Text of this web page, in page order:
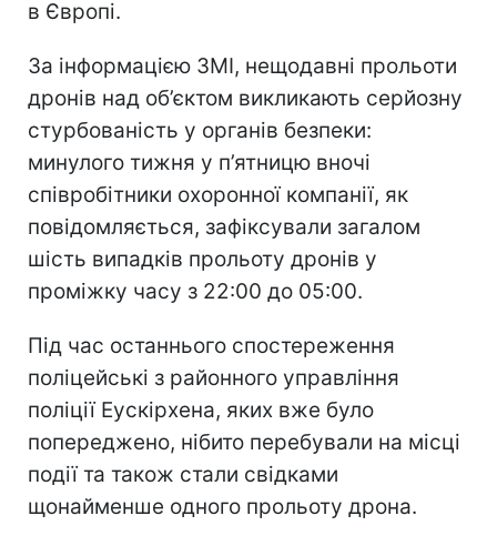
в Європі.
За інформацією ЗМІ, нещодавні прольоти
дронів над об’єктом викликають серйозну
стурбованість у органів безпеки:
минулого тижня у п’ятницю вночі
співробітники охоронної компанії, як
повідомляється, зафіксували загалом
шість випадків прольоту дронів у
проміжку часу з 22:00 до 05:00.
Під час останнього спостереження
поліцейські з районного управління
поліції Еускірхена, яких вже було
попереджено, нібито перебували на місці
події та також стали свідками
щонайменше одного прольоту дрона.